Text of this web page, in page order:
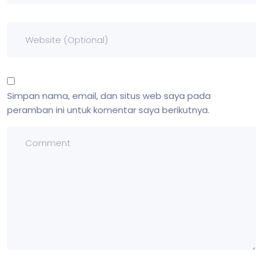
Simpan nama, email, dan situs web saya pada
peramban ini untuk komentar saya berikutnya.